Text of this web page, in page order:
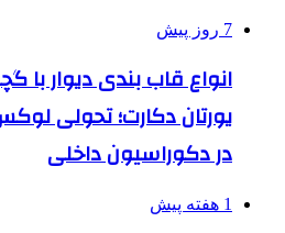
7 روز پیش
انواع قاب بندی دیوار با
یورتان دکارت؛ تحولی
در دکوراسیون داخلی
1 هفته پیش